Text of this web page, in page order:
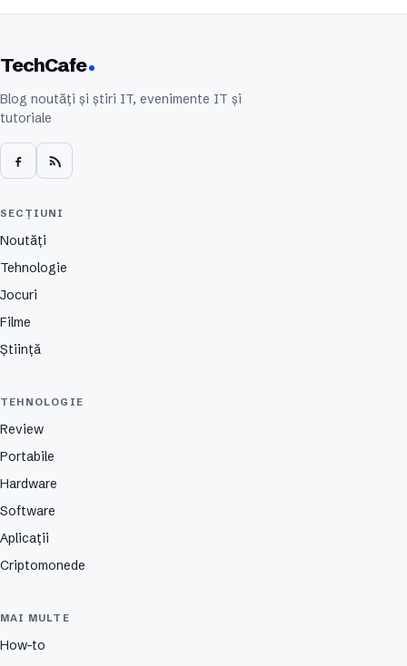
TechCafe
Blog noutăți și știri IT, evenimente IT și
tutoriale
SECȚIUNI
Noutăți
Tehnologie
Jocuri
Filme
Știință
TEHNOLOGIE
Review
Portabile
Hardware
Software
Aplicații
Criptomonede
MAI MULTE
How-to